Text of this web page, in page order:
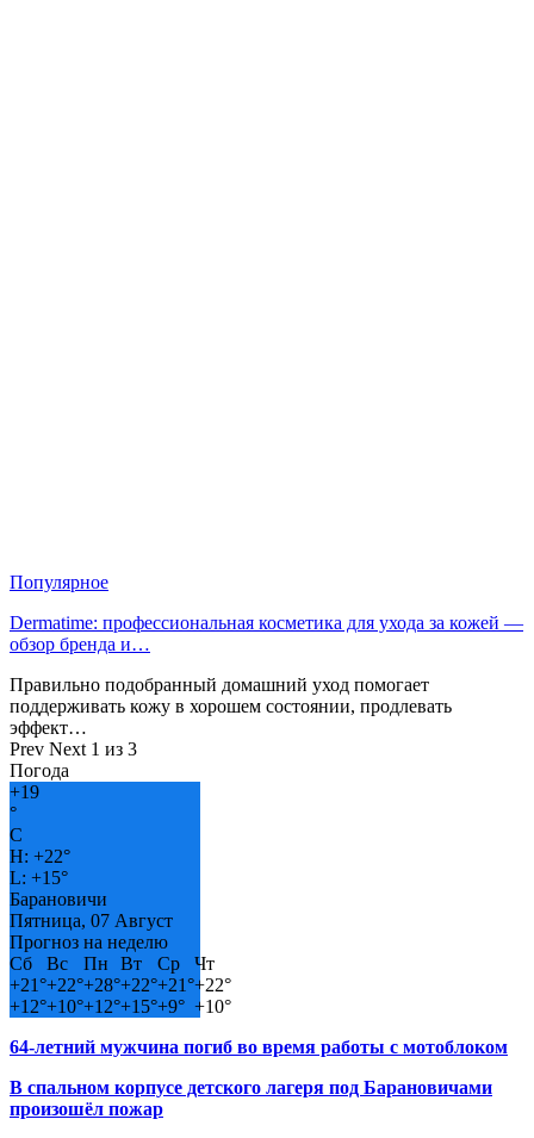
Популярное
Dermatime: профессиональная косметика для ухода за кожей —
обзор бренда и…
Правильно подобранный домашний уход помогает
поддерживать кожу в хорошем состоянии, продлевать
эффект…
Prev Next 1 из 3
Погода
+19
°
C
H: +22°
L: +15°
Барановичи
Пятница, 07 Август
Прогноз на неделю
Сб
Вс Пн Вт Ср
Чт
+21°+22°+28°+22°+21°+22°
+12°+10°+12°+15°+9° +10°
64-летний мужчина погиб во время работы с мотоблоком
В спальном корпусе детского лагеря под Барановичами
произошёл пожар